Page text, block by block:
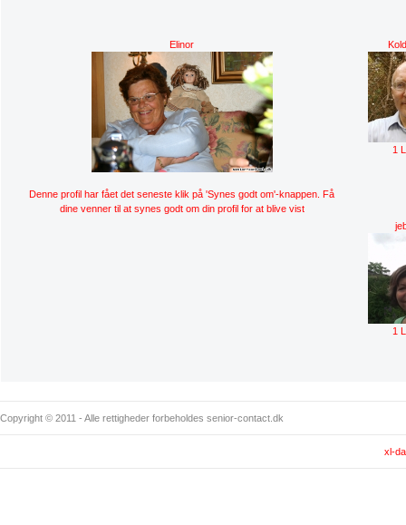
Elinor
Denne profil har fået det seneste klik på 'Synes godt om'-knappen. Få
dine venner til at synes godt om din profil for at blive vist
1
1
Copyright © 2011 - Alle rettigheder forbeholdes senior-contact.dk
xl-